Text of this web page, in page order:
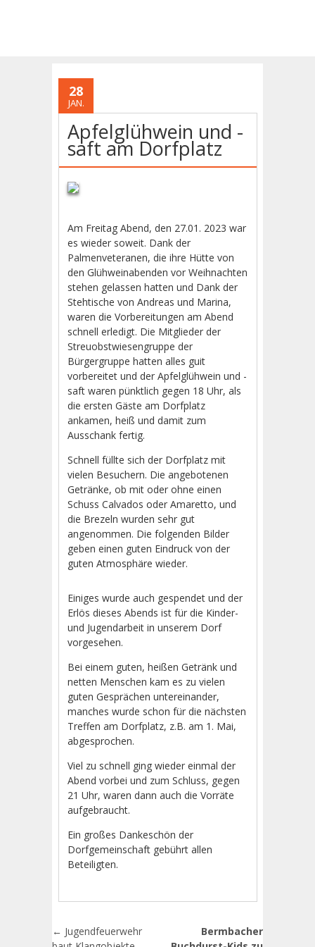
28
JAN.
Apfelglühwein und -
saft am Dorfplatz
Am Freitag Abend, den 27.01. 2023 war
es wieder soweit. Dank der
Palmenveteranen, die ihre Hütte von
den Glühweinabenden vor Weihnachten
stehen gelassen hatten und Dank der
Stehtische von Andreas und Marina,
waren die Vorbereitungen am Abend
schnell erledigt. Die Mitglieder der
Streuobstwiesengruppe der
Bürgergruppe hatten alles guit
vorbereitet und der Apfelglühwein und -
saft waren pünktlich gegen 18 Uhr, als
die ersten Gäste am Dorfplatz
ankamen, heiß und damit zum
Ausschank fertig.
Schnell füllte sich der Dorfplatz mit
vielen Besuchern. Die angebotenen
Getränke, ob mit oder ohne einen
Schuss Calvados oder Amaretto, und
die Brezeln wurden sehr gut
angenommen. Die folgenden Bilder
geben einen guten Eindruck von der
guten Atmosphäre wieder.
Einiges wurde auch gespendet und der
Erlös dieses Abends ist für die Kinder-
und Jugendarbeit in unserem Dorf
vorgesehen.
Bei einem guten, heißen Getränk und
netten Menschen kam es zu vielen
guten Gesprächen untereinander,
manches wurde schon für die nächsten
Treffen am Dorfplatz, z.B. am 1. Mai,
abgesprochen.
Viel zu schnell ging wieder einmal der
Abend vorbei und zum Schluss, gegen
21 Uhr, waren dann auch die Vorräte
aufgebraucht.
Ein großes Dankeschön der
Dorfgemeinschaft gebührt allen
Beteiligten.
Artikel-Navigation
← Jugendfeuerwehr
Bermbacher